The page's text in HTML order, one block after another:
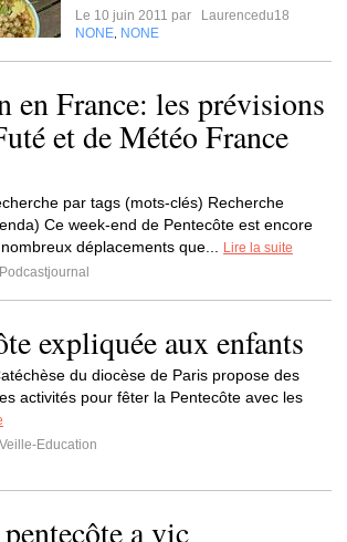
Le 10 juin 2011 par
Laurencedu18
NONE NONE
en France: les prévisions
et de Météo France
par tags (mots-clés) Recherche
Ce week-end de Pentecôte est encore
déplacements que...
Lire la suite
Podcastjournal
expliquée aux enfants
du diocèse de Paris propose des
activités pour fêter la Pentecôte avec les
Veille-Education
a vic